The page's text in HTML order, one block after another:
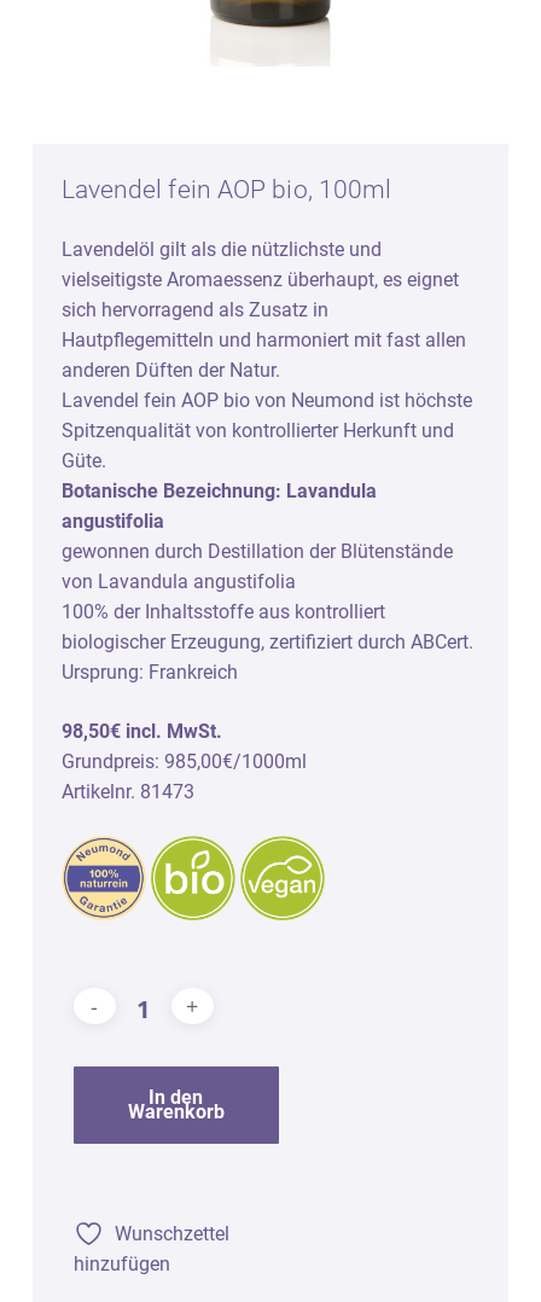
Lavendel fein AOP bio, 100ml
Lavendelöl gilt als die nützlichste und
vielseitigste Aromaessenz überhaupt, es eignet
sich hervorragend als Zusatz in
Hautpflegemitteln und harmoniert mit fast allen
anderen Düften der Natur.
Lavendel fein AOP bio von Neumond ist höchste
Spitzenqualität von kontrollierter Herkunft und
Güte.
Botanische Bezeichnung: Lavandula
angustifolia
gewonnen durch Destillation der Blütenstände
von Lavandula angustifolia
100% der Inhaltsstoffe aus kontrolliert
biologischer Erzeugung, zertifiziert durch ABCert.
Ursprung: Frankreich
98,50€ incl. MwSt.
Grundpreis: 985,00€/1000ml
Artikelnr. 81473
In den
Warenkorb
Wunschzettel
hinzufügen